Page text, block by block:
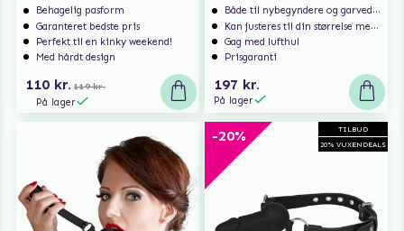
Behagelig pasform
Garanteret bedste pris
Perfekt til en kinky weekend!
Med hårdt design
110 kr. 119 kr.
På lager
Både til nybegyndere og garvede eksperter
Kan justeres til din størrelse med spænderne
Gag med lufthul
Prisgaranti
197 kr.
På lager
TILBUD
20% VUXENDEALS
-20%